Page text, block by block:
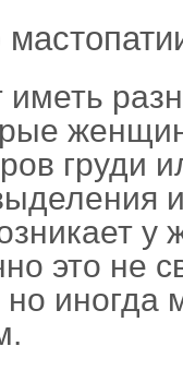
иметь
груди
это не
иногда